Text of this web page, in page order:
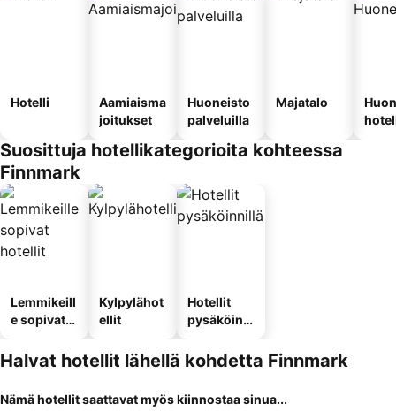
Hotelli
Aamiaisma
joitukset
Huoneisto
palveluilla
Majatalo
Suosittuja hotellikategorioita kohteessa
Finnmark
Lemmikeill
e sopivat
Kylpylähot
ellit
Hotellit
pysäköinni
Halvat hotellit lähellä kohdetta Finnmark
Nämä hotellit saattavat myös kiinnostaa sinua...